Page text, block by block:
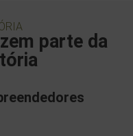
parte da